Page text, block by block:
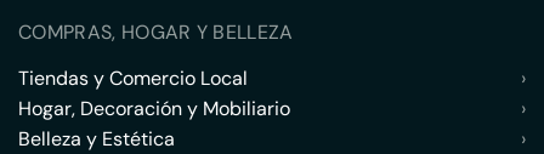
COMPRAS, HOGAR Y BELLEZA
Tiendas y Comercio Local
›
Hogar, Decoración y Mobiliario
›
Belleza y Estética
›